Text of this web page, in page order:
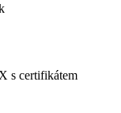
s certifikátem